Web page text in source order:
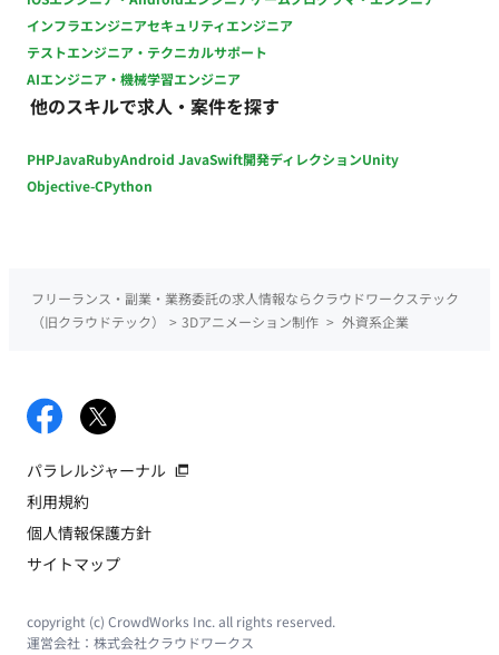
インフラエンジニアセキュリティエンジニア
テストエンジニア・テクニカルサポート
AIエンジニア・機械学習エンジニア
他のスキルで求人・案件を探す
PHPJavaRubyAndroid JavaSwift開発ディレクションUnity
Objective-CPython
フリーランス・副業・業務委託の求人情報ならクラウドワークステック
（旧クラウドテック）
> 3Dアニメーション制作 > 外資系企業
パラレルジャーナル
利用規約
個人情報保護方針
サイトマップ
copyright (c) CrowdWorks Inc. all rights reserved.
運営会社： 株式会社クラウドワークス